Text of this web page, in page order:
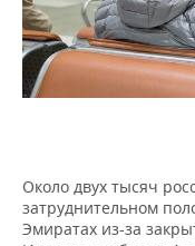
НЕФТЕХИМИЯ
НЕФТЬ
РОЗНИЧНАЯ
ТРАНСПОРТ
НОВОСТИ
IT
МЕРОПРИЯТИЯ
НОВОСТИ
БИЗНЕС-БРАНЧИ
СПОРТ
ФУТБОЛ
НОВОСТИ
ФОТОГАЛЕРЕЯ
Около двух тысяч
затруднительном
Эмиратах из-за